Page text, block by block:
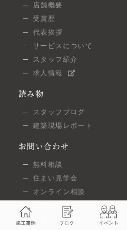
店舗概要
受賞歴
代表挨拶
サービスについて
スタッフ紹介
求人情報
読み物
スタッフブログ
建築現場レポート
お問い合わせ
無料相談
住まい見学会
オンライン相談
資料請求
建替え・リフォームのご相談